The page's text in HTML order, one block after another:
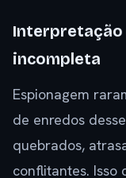
Interpretação
incompleta
Espionagem
de enredos
quebrados,
conflitantes. Isso